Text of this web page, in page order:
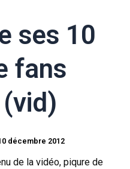
ses 10
fans
décembre 2012
de la vidéo, piqure de